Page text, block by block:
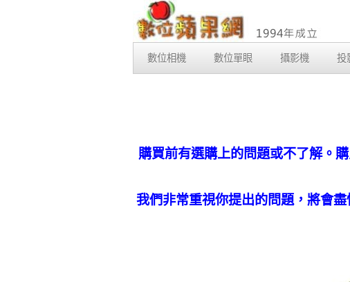
數位相機 數位單眼 攝影機 投
購買前有選購上的問題或不了解。
我們非常重視你提出的問題，將會盡